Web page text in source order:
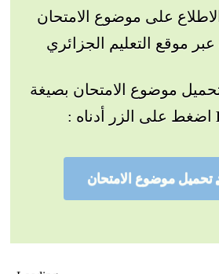
على موضوع الامتحان
موقع التعليم الجزائري
موضوع الامتحان بصيغة
اضغط على الزر أدناه :
تحميل موضوع الامتحان